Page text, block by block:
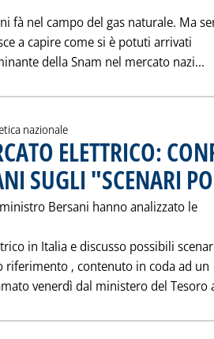
fà nel campo del gas naturale. Ma
a capire come si è potuti arrivati
della Snam nel mercato nazi...
nazionale
ELETTRICO:
SUGLI "SCENARI
Bersani hanno analizzato le
in Italia e discusso possibili
‚ contenuto in coda ad un
venerdì dal ministero del Tesoro